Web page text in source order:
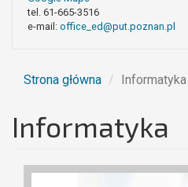
tel. 61-665-3516
e-mail: office_ed@put.poznan.pl
Strona główna Informatyka
Informatyka